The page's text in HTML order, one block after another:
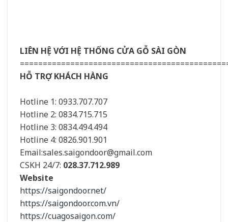
LIÊN HỆ VỚI HỆ THỐNG CỬA GỖ SÀI GÒN
HỖ TRỢ KHÁCH HÀNG
Hotline 1: 0933.707.707
Hotline 2: 0834.715.715
Hotline 3: 0834.494.494
Hotline 4: 0826.901.901
Email:sales.saigondoor@gmail.com
CSKH 24/7: 028.37.712.989
Website
https://saigondoor.net/
https://saigondoor.com.vn/
https://cuagosaigon.com/